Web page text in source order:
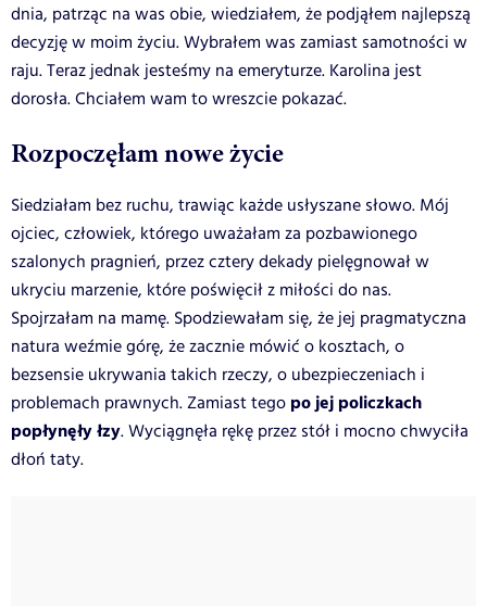
dnia, patrząc na was obie, wiedziałem, że podjąłem najlepszą
decyzję w moim życiu. Wybrałem was zamiast samotności w
raju. Teraz jednak jesteśmy na emeryturze. Karolina jest
dorosła. Chciałem wam to wreszcie pokazać.
Rozpoczęłam nowe życie
Siedziałam bez ruchu, trawiąc każde usłyszane słowo. Mój
ojciec, człowiek, którego uważałam za pozbawionego
szalonych pragnień, przez cztery dekady pielęgnował w
ukryciu marzenie, które poświęcił z miłości do nas.
Spojrzałam na mamę. Spodziewałam się, że jej pragmatyczna
natura weźmie górę, że zacznie mówić o kosztach, o
bezsensie ukrywania takich rzeczy, o ubezpieczeniach i
problemach prawnych. Zamiast tego po jej policzkach
popłynęły łzy. Wyciągnęła rękę przez stół i mocno chwyciła
dłoń taty.